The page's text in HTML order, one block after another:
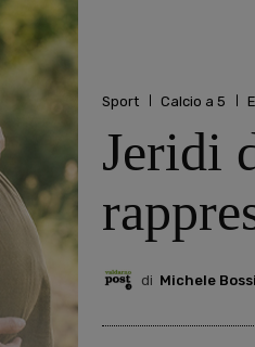
Sport Calcio a 5
Jeridi
di Michele